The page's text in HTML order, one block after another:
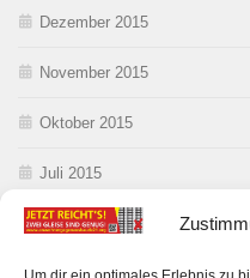
Dezember 2015
November 2015
Oktober 2015
Juli 2015
Juni 2015
Mai 2015